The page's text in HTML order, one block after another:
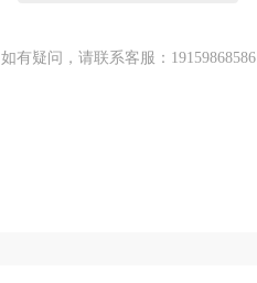
如有疑问，请联系客服：19159868586